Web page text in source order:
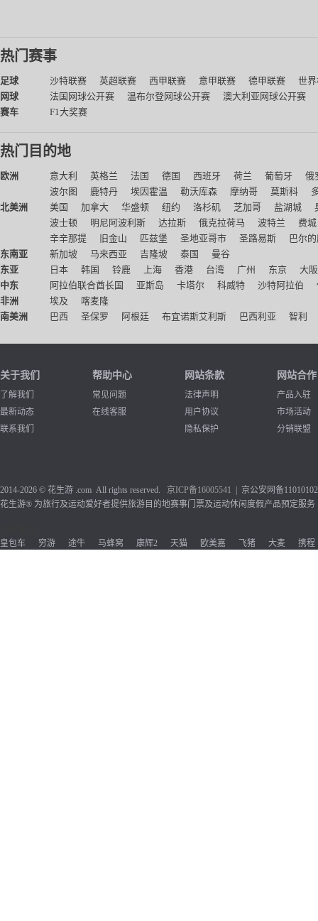
热门赛事
足球 沙特联赛 英超联赛 西甲联赛 意甲联赛 德甲联赛
世
网球
法国网球公开赛 温布尔登网球公开赛
澳大利亚网球公开赛
赛车
F1大奖赛
热门目的地
欧洲 意大利 英格兰 法国 德国 西班牙 荷兰 葡萄牙
俄
波尔图
鹿特丹 埃因霍温 勒沃库森 摩纳哥 莫斯科
北美洲
美国 加拿大 华盛顿 纽约 洛杉矶 芝加哥 盐湖城
波士顿
明尼阿波利斯 达拉斯 俄克拉荷马 波特兰
费城
辛辛那提
旧金山 匹兹堡 圣地亚哥市 圣路易斯
巴尔
东南亚
新加坡 马来西亚 吉隆坡 泰国
曼谷
东亚
日本 韩国 铃鹿 上海 香港 台湾 广州 东京
大阪
中东
阿拉伯联合酋长国 亚斯岛 卡塔尔 科威特 沙特阿拉伯
非洲
埃及
喀麦隆
南美洲
巴西 圣保罗 阿根廷 布宜诺斯艾利斯 巴西利亚 智利
关于我们
了解我们
最新动态
联系我们
帮助中心
常见问题
在线客服
网站条款
法律声明
用户协议
隐私保护
网站合作
产品入驻
市场活动
分销联盟
2014-2026 © 花生游 .com All rights reserved. 京ICP备16005541 | 京公安网备
花生游® 为旅行及运动爱好者提供旅游目的地赛事门票及运动休闲度假产品预定服务
皇包车
穷游 途牛 马蜂窝 康辉2 天猫 欧美嘉 飞猪 大麦 携程